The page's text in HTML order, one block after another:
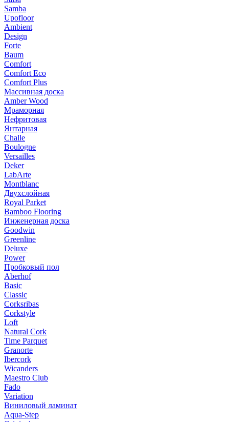
Samba
Upofloor
Ambient
Design
Forte
Baum
Comfort
Comfort Eco
Comfort Plus
Массивная доска
Amber Wood
Мраморная
Нефритовая
Янтарная
Challe
Boulogne
Versailles
Deker
LabArte
Montblanc
Двухслойная
Royal Parket
Bamboo Flooring
Инженерная доска
Goodwin
Greenline
Deluxe
Power
Пробковый пол
Aberhof
Basic
Classic
Corksribas
Corkstyle
Loft
Natural Cork
Time Parquet
Granorte
Ibercork
Wicanders
Мaestro Club
Fado
Variation
Виниловый ламинат
Aqua-Step